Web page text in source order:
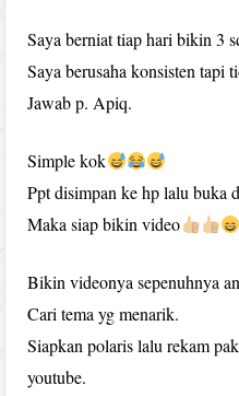
Saya berniat tiap hari bikin 3
Saya berusaha konsisten tapi
Jawab p. Apiq.
Simple kok
Ppt disimpan ke hp lalu buka
Maka siap bikin video
Bikin videonya sepenuhnya
Cari tema yg menarik.
Siapkan polaris lalu rekam
youtube.